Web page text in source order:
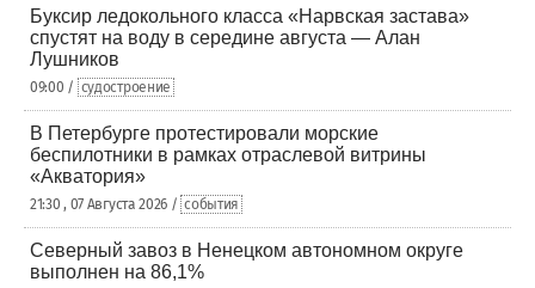
Буксир ледокольного класса «Нарвская застава»
спустят на воду в середине августа — Алан
Лушников
09:00 / судостроение
В Петербурге протестировали морские
беспилотники в рамках отраслевой витрины
«Акватория»
21:30 , 07 Августа 2026 / события
Северный завоз в Ненецком автономном округе
выполнен на 86,1%